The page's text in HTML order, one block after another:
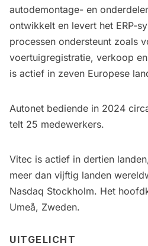
autodemontage- en
ontwikkelt en levert het ERP-
processen ondersteunt zoals
voertuigregistratie, verkoop
is actief in zeven Europese
Autonet bediende in 2024
telt 25 medewerkers.
Vitec is actief in dertien
meer dan vijftig landen
Nasdaq Stockholm. Het
Umeå, Zweden.
UITGELICHT